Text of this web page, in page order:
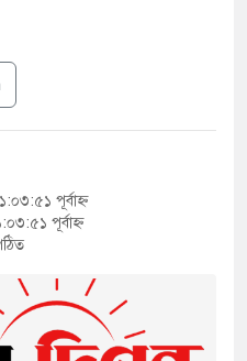
বিরুদ্ধে
হবে: ড.
ইসরায়েলের
পূর্বাহ্ন
পূর্বাহ্ন